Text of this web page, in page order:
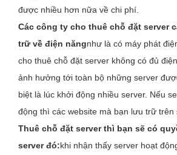
được nhiều hơn nữa về chi phí.
Các công ty cho thuê chỗ đặt server
trữ về điện năngnhư là có máy phát
cho thuê chỗ đặt server không có đủ
ảnh hưởng tới toàn bộ những server
biệt là lúc khởi động nhiều server. Nếu
động thì các website mà bạn lưu trữ trên
Thuê chỗ đặt server thì bạn sẽ có
server đó:khi nhận thấy server hoạt